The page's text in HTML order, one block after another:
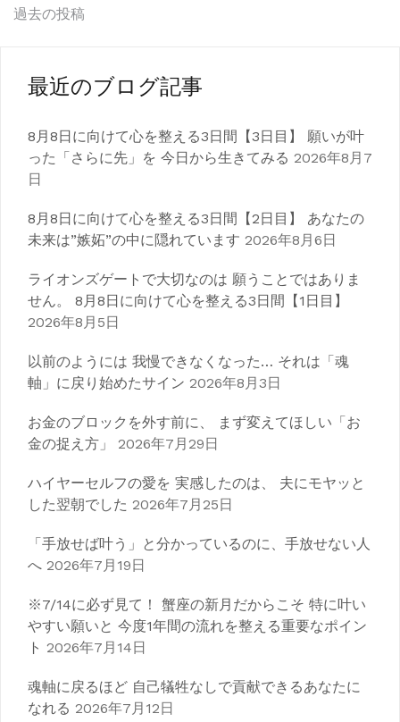
投
ナ
ビ
ゲ
ー
シ
ョ
ン
過去の投稿
最近のブログ記事
8月8日に向けて心を整える3日間【3日目】 願いが叶
った「さらに先」を 今日から生きてみる 2026年8月7
日
8月8日に向けて心を整える3日間【2日目】 あなたの
未来は”嫉妬”の中に隠れています 2026年8月6日
ライオンズゲートで大切なのは 願うことではありま
せん。 8月8日に向けて心を整える3日間【1日目】
2026年8月5日
以前のようには 我慢できなくなった… それは「魂
軸」に戻り始めたサイン 2026年8月3日
お金のブロックを外す前に、 まず変えてほしい「お
金の捉え方」
2026年7月29日
ハイヤーセルフの愛を 実感したのは、 夫にモヤッと
した翌朝でした 2026年7月25日
「手放せば叶う」と分かっているのに、手放せない人
へ 2026年7月19日
※7/14に必ず見て！ 蟹座の新月だからこそ 特に叶い
やすい願いと 今度1年間の流れを整える重要なポイン
ト 2026年7月14日
魂軸に戻るほど 自己犠牲なしで貢献できるあなたに
なれる 2026年7月12日